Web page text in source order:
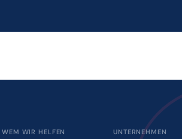
WEM WIR HELFEN UNTERNEHMEN